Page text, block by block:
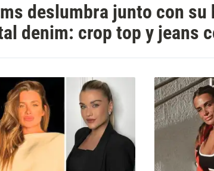
deslumbra junto con su
denim: crop top y jeans